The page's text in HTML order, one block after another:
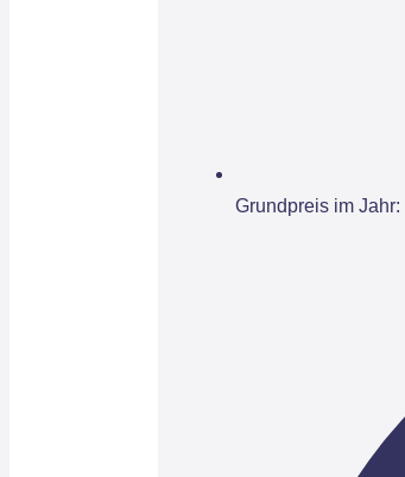
Grundpreis im Jahr: